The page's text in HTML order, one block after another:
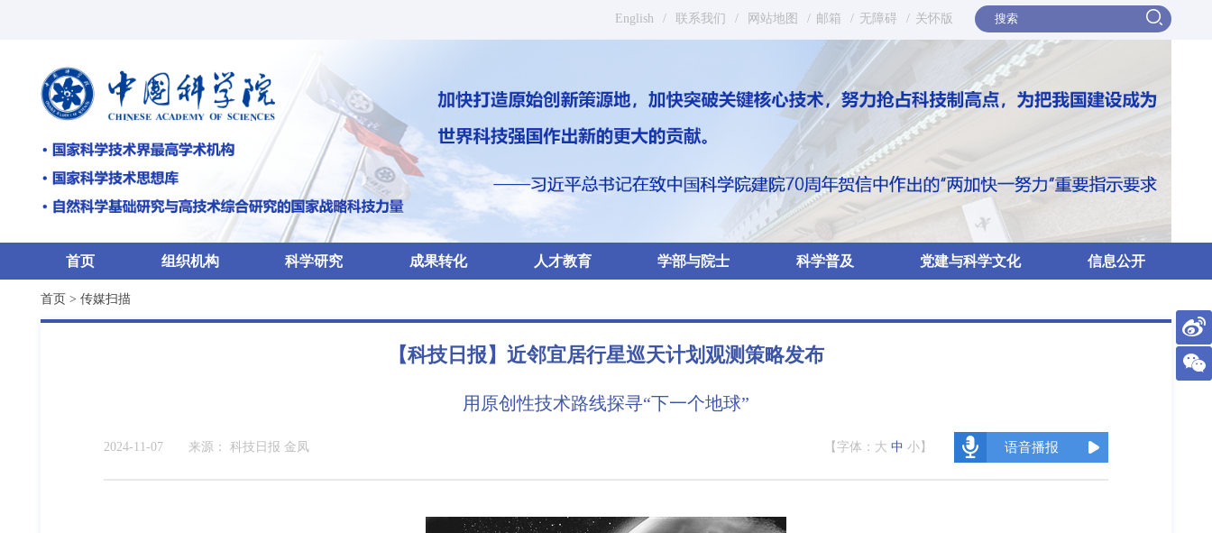
English / 联系我们 / 网站地图 / 邮箱 / 无障碍 / 关怀版
首页 组织机构 科学研究 成果转化 人才教育 学部与院士 科学普及 党建与科学文化 信息公开
首页 > 传媒扫描
【科技日报】近邻宜居行星巡天计划观测策略发布
用原创性技术路线探寻“下一个地球”
2024-11-07 来源： 科技日报 金凤 【字体： 大 中 小 】 语音播报